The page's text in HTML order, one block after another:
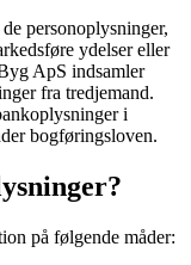
personoplysninger,
ydelser eller
ApS indsamler
fra tredjemand.
i
bogføringsloven.
på følgende måder: